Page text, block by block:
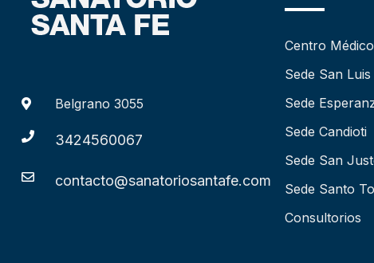
Belgrano 3055
3424560067
contacto@sanatoriosantafe.com
Centro
Sede San Luis
Sede
Sede Candioti
Sede San
Sede Santo
Consultorios